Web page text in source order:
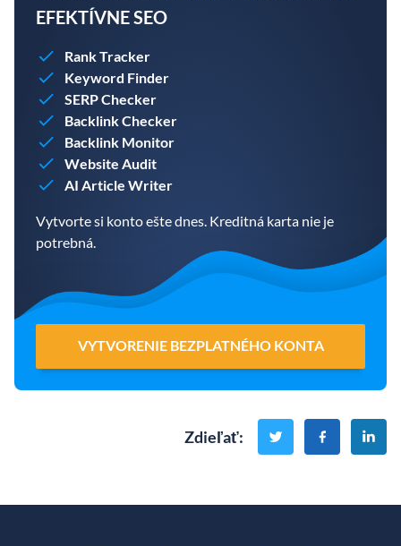
EFEKTÍVNE SEO
Rank Tracker
Keyword Finder
SERP Checker
Backlink Checker
Backlink Monitor
Website Audit
AI Article Writer
Vytvorte si konto ešte dnes. Kreditná karta nie je
potrebná.
VYTVORENIE BEZPLATNÉHO KONTA
Zdieľať: